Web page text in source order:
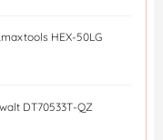
HEX-50LG
DT70533T-QZ